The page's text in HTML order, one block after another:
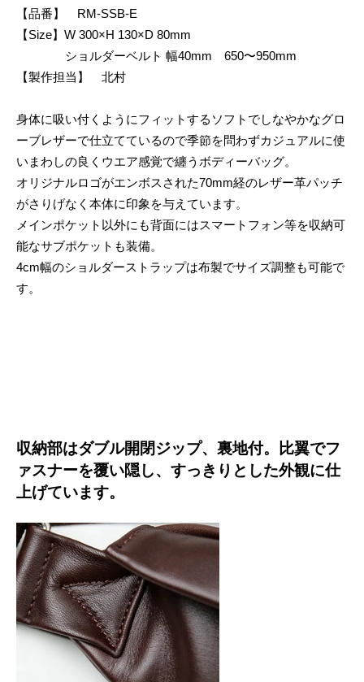
【品番】 RM-SSB-E
【Size】W 300×H 130×D 80mm
ショルダーベルト 幅40mm 650〜950mm
【製作担当】 北村
身体に吸い付くようにフィットするソフトでしなやかなグロ
ーブレザーで仕立てているので季節を問わずカジュアルに使
いまわしの良くウエア感覚で纏うボディーバッグ。
オリジナルロゴがエンボスされた70mm経のレザー革パッチ
がさりげなく本体に印象を与えています。
メインポケット以外にも背面にはスマートフォン等を収納可
能なサブポケットも装備。
4cm幅のショルダーストラップは布製でサイズ調整も可能で
す。
収納部はダブル開閉ジップ、裏地付。比翼でフ
ァスナーを覆い隠し、すっきりとした外観に仕
上げています。